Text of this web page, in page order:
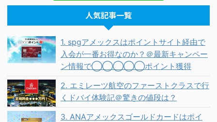
人気記事一覧
1. spgアメックスはポイントサイト経由で
入会が一番お得なのか？＠最新キャンペー
ン情報で◯◯◯◯◯ポイント獲得
2. エミレーツ航空のファーストクラスで行
くドバイ体験記＠驚きの値段は？
3. ANAアメックスゴールドカードはポイ